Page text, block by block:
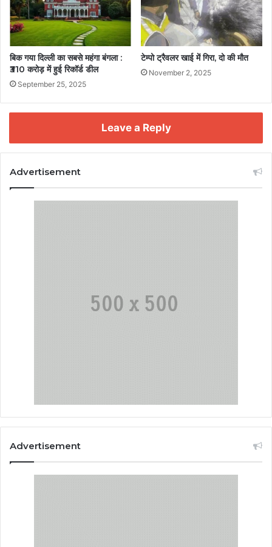
बिक गया दिल्ली का सबसे महंगा बंगला :
₹310 करोड़ में हुई रिकॉर्ड डील
September 25, 2025
टेम्पो ट्रैवलर खाई में गिरा, दो की मौत
November 2, 2025
Leave a Reply
Advertisement
Advertisement